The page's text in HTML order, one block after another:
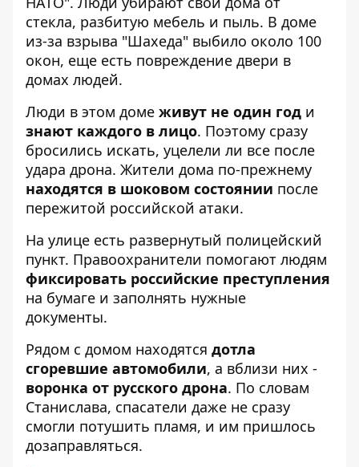
стекла, разбитую мебель и пыль. В доме
из-за взрыва "Шахеда" выбило около 100
окон, еще есть повреждение двери в
домах людей.
Люди в этом доме живут не один год и
знают каждого в лицо. Поэтому сразу
бросились искать, уцелели ли все после
удара дрона. Жители дома по-прежнему
находятся в шоковом состоянии после
пережитой российской атаки.
На улице есть развернутый полицейский
пункт. Правоохранители помогают людям
фиксировать российские преступления
на бумаге и заполнять нужные
документы.
Рядом с домом находятся дотла
сгоревшие автомобили, а вблизи них -
воронка от русского дрона. По словам
Станислава, спасатели даже не сразу
смогли потушить пламя, и им пришлось
дозаправляться.